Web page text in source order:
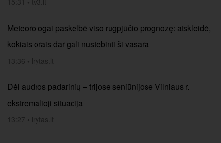
15:31 • tv3.lt
Meteorologai paskelbė viso rugpjūčio prognozę: atskleidė,
kokiais orais dar gali nustebinti ši vasara
13:36 • lrytas.lt
Dėl audros padarinių – trijose seniūnijose Vilniaus r.
ekstremalioji situacija
13:27 • lrytas.lt